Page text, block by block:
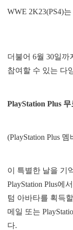
WWE 2K23(PS4)
더불어 6월 30일까
참여할 수 있는 다
PlayStation Plus 무
(PlayStation Plus 멤
이 특별한 날을 기
PlayStation Plus에
텀 아바타를 획득
메일 또는
다.